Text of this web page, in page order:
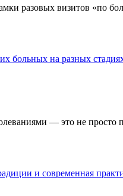
разовых визитов «по
больных на разных
— это не
и современная